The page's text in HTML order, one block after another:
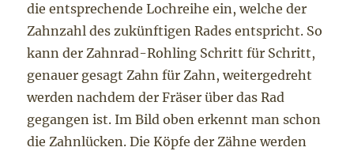
die entsprechende Lochreihe ein, welche der
Zahnzahl des zukünftigen Rades entspricht. So
kann der Zahnrad-Rohling Schritt für Schritt,
genauer gesagt Zahn für Zahn, weitergedreht
werden nachdem der Fräser über das Rad
gegangen ist. Im Bild oben erkennt man schon
die Zahnlücken. Die Köpfe der Zähne werden